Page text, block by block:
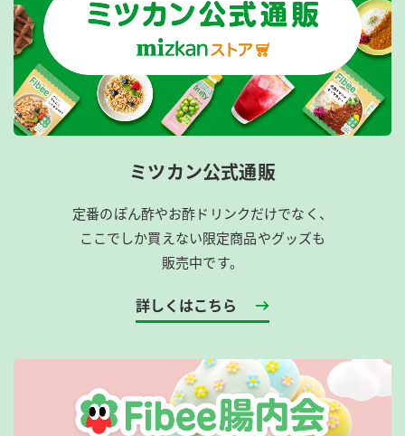
ミツカン公式通販
定番のぽん酢やお酢ドリンクだけでなく、
ここでしか買えない限定商品やグッズも
販売中です。
詳しくはこちら